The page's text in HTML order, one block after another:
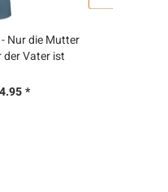
Nur die Mutter
der Vater ist
*